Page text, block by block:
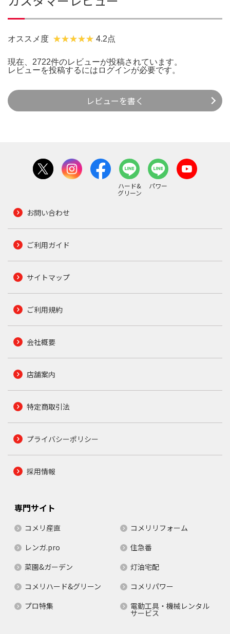
オススメ度 4.2点
現在、2722件のレビューが投稿されています。
レビューを投稿するには ログインが必要です。
レビューを書く
ハード&
グリーン
パワー
お問い合わせ
ご利用ガイド
サイトマップ
ご利用規約
会社概要
店舗案内
特定商取引法
プライバシーポリシー
採用情報
専門サイト
コメリ産直
コメリリフォーム
レンガ.pro
住急番
菜園&ガーデン
灯油宅配
コメリハード&グリーン
コメリパワー
プロ特集
電動工具・機械レンタル
サービス